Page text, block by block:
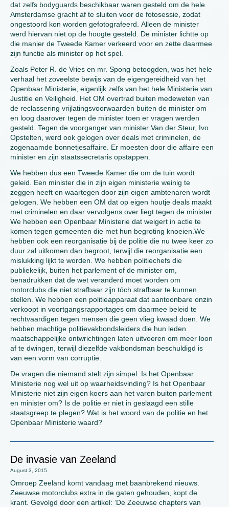
dat zelfs bodyguards beschikbaar waren gesteld om de hele
Amsterdamse gracht af te sluiten voor de fotosessie, zodat
ongestoord kon worden gefotografeerd. Alleen de minister
werd hiervan niet op de hoogte gesteld. De minister lichtte op
die manier de Tweede Kamer verkeerd voor en zette daarmee
zijn functie als minister op het spel.
Zoals Peter R. de Vries en mr. Spong betoogden, was het hele
verhaal het zoveelste bewijs van de eigengereidheid van het
Openbaar Ministerie, eigenlijk zelfs van het hele Ministerie van
Justitie en Veiligheid. Het OM overtrad buiten medeweten van
de reclassering vrijlatingsvoorwaarden buiten de minister om
en loog daarover tegen de minister toen er vragen werden
gesteld. Tegen de voorganger van minister Van der Steur, Ivo
Opstelten, werd ook gelogen over deals met criminelen, de
zogenaamde bonnetjesaffaire. Er moesten door die affaire een
minister en zijn staatssecretaris opstappen.
We hebben dus een Tweede Kamer die om de tuin wordt
geleid. Een minister die in zijn eigen ministerie weinig te
zeggen heeft en waartegen door zijn eigen ambtenaren wordt
gelogen. We hebben een OM dat op eigen houtje deals maakt
met criminelen en daar vervolgens over liegt tegen de minister.
We hebben een Openbaar Ministerie dat weigert in actie te
komen tegen gemeenten die met hun begroting knoeien.We
hebben ook een reorganisatie bij de politie die nu twee keer zo
duur zal uitkomen dan begroot, terwijl die reorganisatie een
mislukking lijkt te worden. We hebben politiechefs die
publiekelijk, buiten het parlement of de minister om,
benadrukken dat de wet veranderd moet worden om
motorclubs die niet strafbaar zijn tóch strafbaar te kunnen
stellen. We hebben een politieapparaat dat aantoonbare onzin
verkoopt in voortgangsrapportages om daarmee beleid te
rechtvaardigen tegen mensen die geen vlieg kwaad doen. We
hebben machtige politievakbondsleiders die hun leden
maatschappelijke ontwrichtingen laten uitvoeren om meer loon
af te dwingen, terwijl diezelfde vakbondsman beschuldigd is
van een vorm van corruptie.
De vragen die niemand stelt zijn simpel. Is het Openbaar
Ministerie nog wel uit op waarheidsvinding? Is het Openbaar
Ministerie niet zijn eigen koers aan het varen buiten parlement
en minister om? Is de politie er niet in geslaagd een stille
staatsgreep te plegen? Wat is het woord van de politie en het
Openbaar Ministerie waard?
De invasie van Zeeland
August 3, 2015
Omroep Zeeland komt vandaag met baanbrekend nieuws.
Zeeuwse motorclubs extra in de gaten gehouden, kopt de
krant. Gevolgd door een artikel: ‘De Zeeuwse chapters van